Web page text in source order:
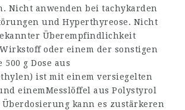
Nicht anwenden bei tachykarden
und Hyperthyreose. Nicht
Überempfindlichkeit
oder einem der sonstigen
g Dose aus
ist mit einem versiegelten
einemMesslöffel aus Polystyrol
Überdosierung kann es zustärkeren